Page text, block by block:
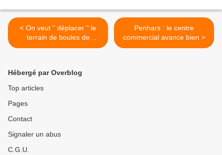
< On veut " déplacer " le
terrain de boules de
Kermoysan !!!
Penhars : le centre
commercial avance bien >
Hébergé par Overblog
Top articles
Pages
Contact
Signaler un abus
C.G.U.